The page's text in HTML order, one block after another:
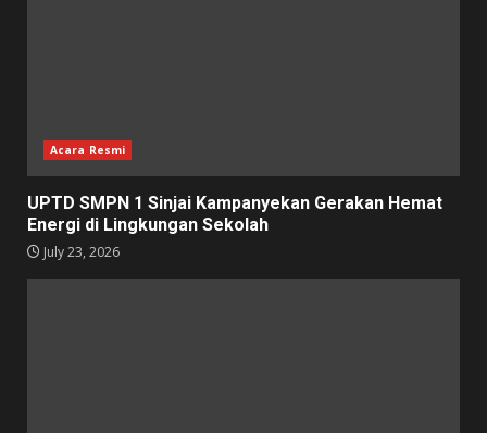
Acara Resmi
UPTD SMPN 1 Sinjai Kampanyekan Gerakan Hemat
Energi di Lingkungan Sekolah
July 23, 2026